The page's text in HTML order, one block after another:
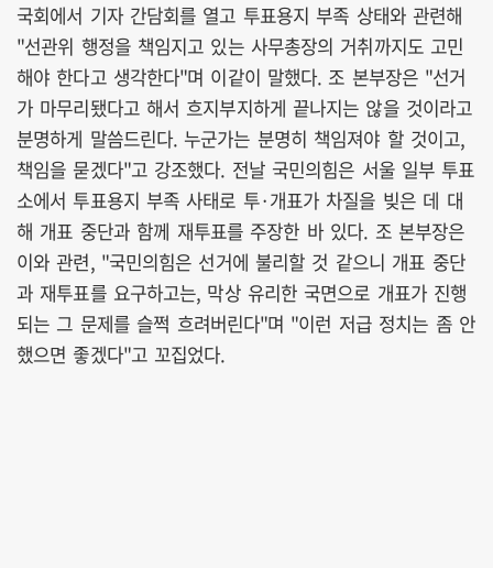
국회에서 기자 간담회를 열고 투표용지 부족 상태와 관련해
"선관위 행정을 책임지고 있는 사무총장의 거취까지도 고민
해야 한다고 생각한다"며 이같이 말했다. 조 본부장은 "선거
가 마무리됐다고 해서 흐지부지하게 끝나지는 않을 것이라고
분명하게 말씀드린다. 누군가는 분명히 책임져야 할 것이고,
책임을 묻겠다"고 강조했다. 전날 국민의힘은 서울 일부 투표
소에서 투표용지 부족 사태로 투·개표가 차질을 빚은 데 대
해 개표 중단과 함께 재투표를 주장한 바 있다. 조 본부장은
이와 관련, "국민의힘은 선거에 불리할 것 같으니 개표 중단
과 재투표를 요구하고는, 막상 유리한 국면으로 개표가 진행
되는 그 문제를 슬쩍 흐려버린다"며 "이런 저급 정치는 좀 안
했으면 좋겠다"고 꼬집었다.